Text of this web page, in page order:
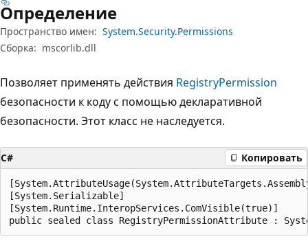
Определение
Пространство имен: System.Security.Permissions
Сборка: mscorlib.dll
Позволяет применять действия RegistryPermission
безопасности к коду с помощью декларативной
безопасности. Этот класс не наследуется.
C# Копировать
[System.Serializable]
[System.Runtime.InteropServices.ComVisible(true)]
public sealed class RegistryPermissionAttribute :